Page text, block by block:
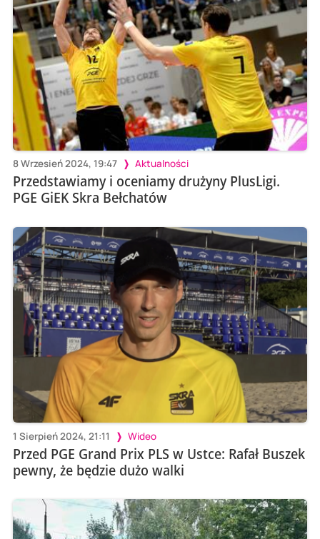
8 Wrzesień 2024, 19:47 Aktualności
Przedstawiamy i oceniamy drużyny PlusLigi.
PGE GiEK Skra Bełchatów
1 Sierpień 2024, 21:11 Wideo
Przed PGE Grand Prix PLS w Ustce: Rafał Buszek
pewny, że będzie dużo walki